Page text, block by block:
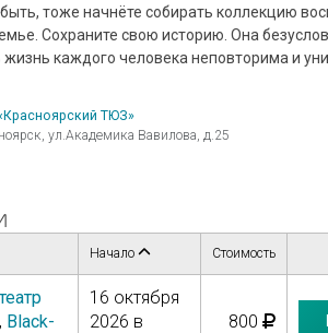
тоже начнёте собирать коллекцию
Сохраните свою историю. Она
жизнь каждого человека неповторима и
ТЮЗ»
ул.Академика Вавилова, д.25
Начало Стоимость
Black-
16 октября
2026 в
800